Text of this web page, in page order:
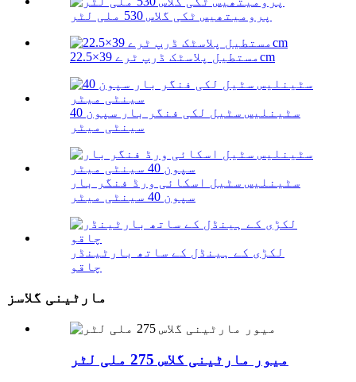
پرومیتھیس ٹکی گلاس 530 ملی لٹر
مستطیل پلاسٹک ڈرپ ٹرے 39×22.5cm
سٹینلیس سٹیل لکی فنگر بار سپون 40
سینٹی میٹر
سٹینلیس سٹیل اسکائی ورڈ فنگر بار
سپون 40 سینٹی میٹر
لکڑی کے ہینڈل کے ساتھ بارٹینڈر
چاقو
مارٹینی گلاسز
میور مارٹینی گلاس 275 ملی لٹر